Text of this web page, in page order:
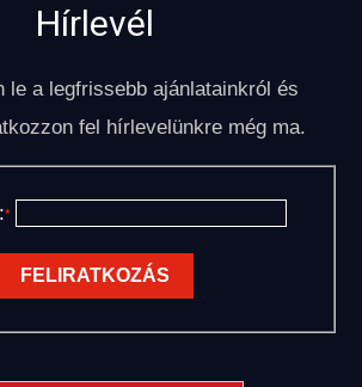
Hírlevél
le a legfrissebb ajánlatainkról és
fel hírlevelünkre még ma.
*